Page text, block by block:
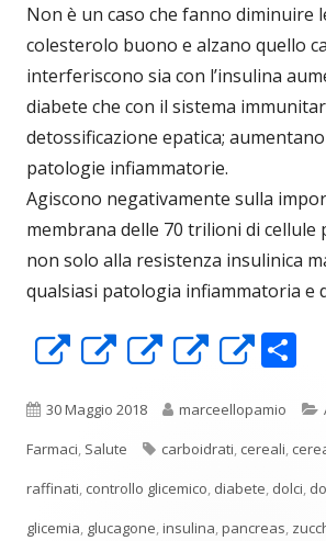
Non è un caso che fanno diminuire
colesterolo buono e alzano quello
interferiscono sia con l’insulina
diabete che con il sistema
detossificazione epatica;
patologie infiammatorie.
Agiscono negativamente sulla
membrana delle 70 trilioni di cellule
non solo alla resistenza insulinica
qualsiasi patologia infiammatoria e
Apre
una
nuova
finestra
Apre
una
nuova
finestra
Apre
una
nuova
finestra
Apre
una
nuova
Apre
una
n
di
vi
di
Pubblicato
30 Maggio 2018 Autore
marceellopamio
Farmaci, Salute Tag
carboidrati, cereali,
raffinati, controllo glicemico, diabete, dolci,
glicemia, glucagone,insulina,pancreas,